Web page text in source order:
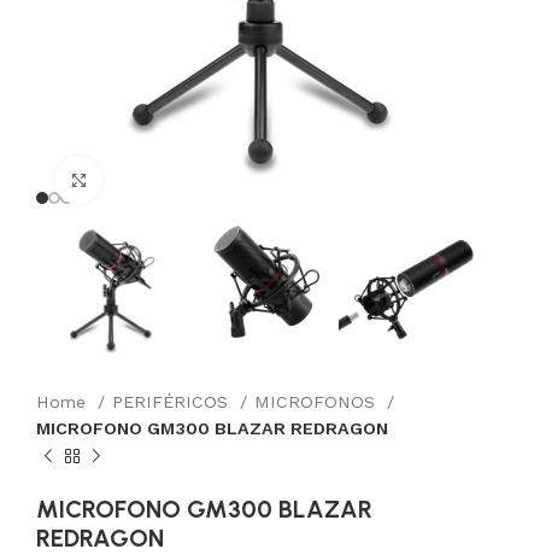
Home PERIFÉRICOS
MICROFONOS
MICROFONO GM300 BLAZAR REDRAGON
MICROFONO GM300 BLAZAR
REDRAGON